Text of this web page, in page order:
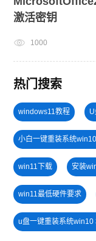
激活密钥
1000
热门搜索
windows11教程
小白一键重装系统
win11下载 安装
win11最低硬件要求
u盘一键重装系统win10